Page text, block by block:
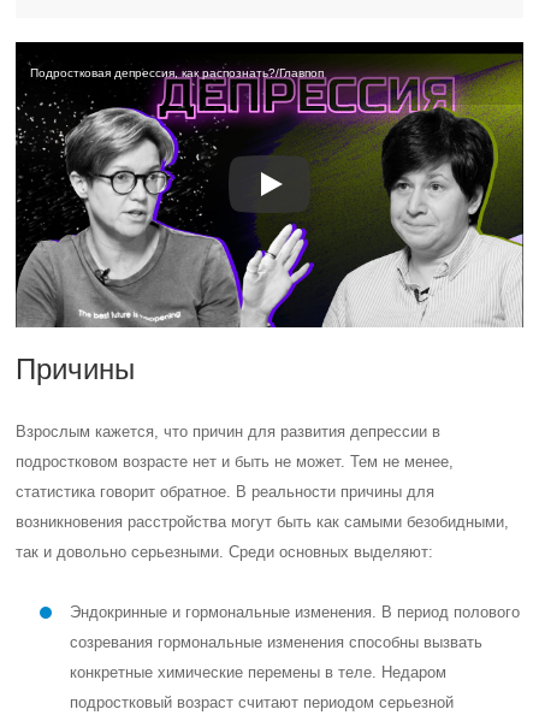
Подростковая депрессия, как распознать?/Главпоп
Причины
Взрослым кажется, что причин для развития депрессии в
подростковом возрасте нет и быть не может. Тем не менее,
статистика говорит обратное. В реальности причины для
возникновения расстройства могут быть как самыми безобидными,
так и довольно серьезными. Среди основных выделяют:
Эндокринные и гормональные изменения. В период полового
созревания гормональные изменения способны вызвать
конкретные химические перемены в теле. Недаром
подростковый возраст считают периодом серьезной